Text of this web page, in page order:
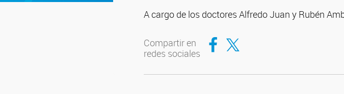
A cargo de los doctores Alfredo Juan y Rubén
Compartir en
redes sociales
Compartir en Facebook
Compartir en Twitter